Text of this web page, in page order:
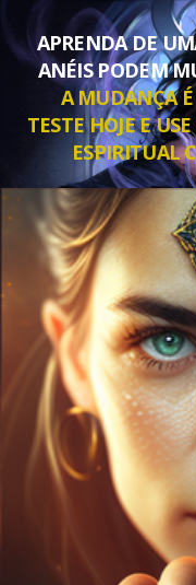
APRENDA DE
ANÉIS PODEM
A MUDANÇA
TESTE HOJE E
ESPIRITUAL